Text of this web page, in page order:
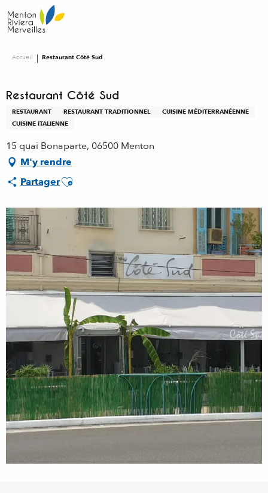
au
contenu
Accueil Restaurant Côté Sud
Restaurant Côté Sud
RESTAURANT RESTAURANT TRADITIONNEL
CUISINE MÉDITERRANÉENNE
CUISINE ITALIENNE
15 quai Bonaparte, 06500 Menton
M'y rendre
PartagerAjouter aux favoris